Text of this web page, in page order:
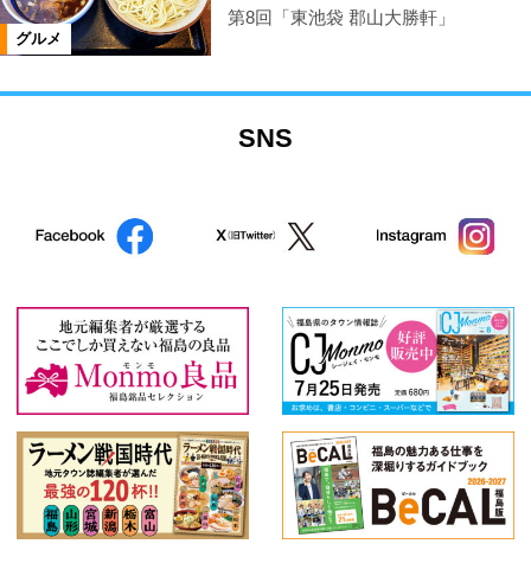
グルメ
第8回「東池袋 郡山大勝軒」
SNS